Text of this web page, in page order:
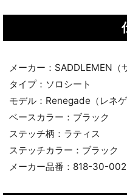
メーカー：SADDLEMEN（
タイプ：ソロシート
モデル：Renegade（レネゲ
ベースカラー：ブラック
ステッチ柄：ラティス
ステッチカラー：ブラック
メーカー品番：818-30-